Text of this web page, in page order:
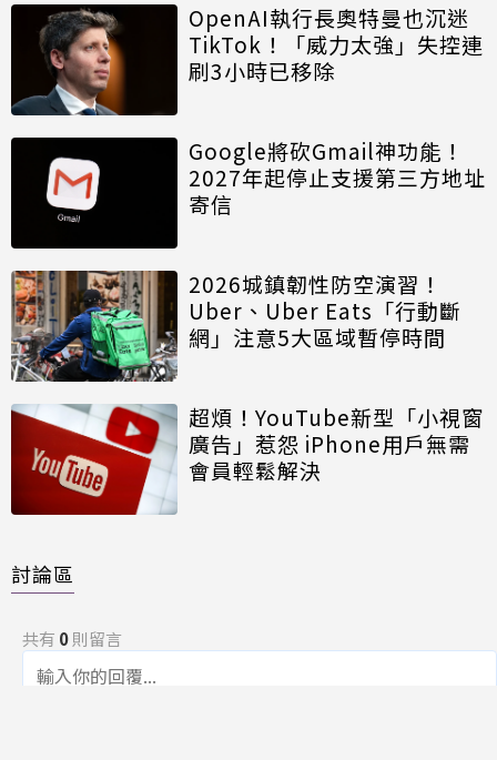
OpenAI執行長奧特曼也沉迷
TikTok！「威力太強」失控連
刷3小時已移除
Google將砍Gmail神功能！
2027年起停止支援第三方地址
寄信
2026城鎮韌性防空演習！
Uber、Uber Eats「行動斷
網」注意5大區域暫停時間
超煩！YouTube新型「小視窗
廣告」惹怨 iPhone用戶無需
會員輕鬆解決
討論區
共有 0則留言